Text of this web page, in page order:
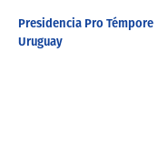
Presidencia Pro Témpore
Uruguay